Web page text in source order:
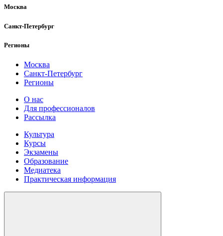
Москва
Санкт-Петербург
Регионы
Москва
Санкт-Петербург
Регионы
О нас
Для профессионалов
Рассылка
Культура
Курсы
Экзамены
Образование
Медиатека
Практическая информация